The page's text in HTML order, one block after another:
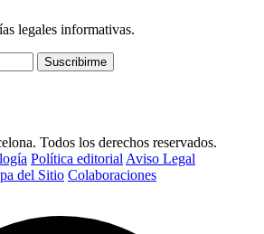
legales informativas.
Suscribirme
Todos los derechos reservados.
Política editorial Aviso Legal
del Sitio Colaboraciones